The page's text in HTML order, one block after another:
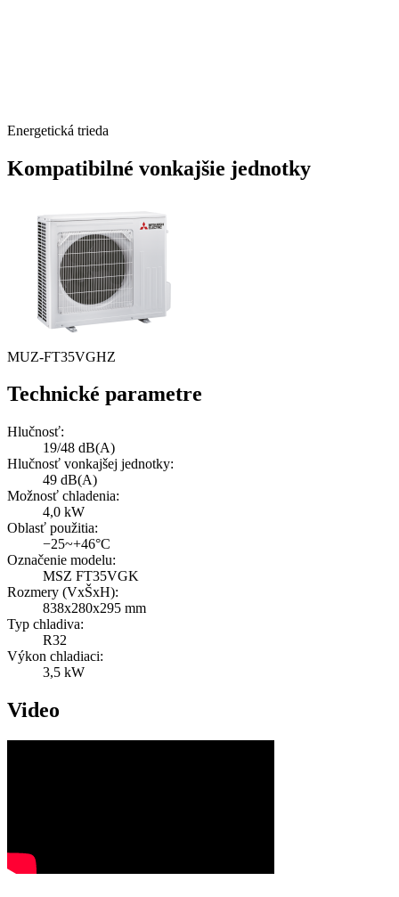
Energetická trieda
Kompatibilné vonkajšie jednotky
MUZ-FT35VGHZ
Technické parametre
Hlučnosť:
19/48 dB(A)
Hlučnosť vonkajšej jednotky:
49 dB(A)
Možnosť chladenia:
4,0 kW
Oblasť použitia:
−25~+46°C
Označenie modelu:
MSZ FT35VGK
Rozmery (VxŠxH):
838x280x295 mm
Typ chladiva:
R32
Výkon chladiaci:
3,5 kW
Video